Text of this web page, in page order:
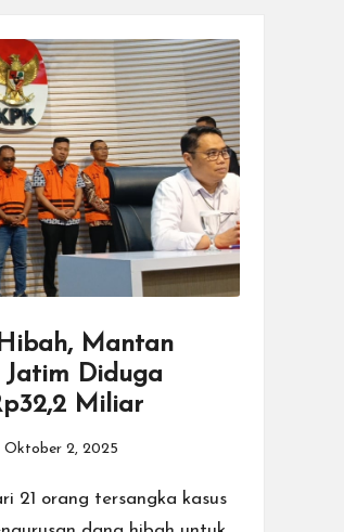
Mantan
Jatim Diduga
Miliar
Oktober 2, 2025
21 orang tersangka kasus